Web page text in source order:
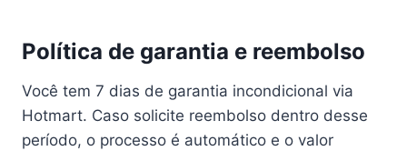
Política de garantia e reembolso
Você tem 7 dias de garantia incondicional via
Hotmart. Caso solicite reembolso dentro desse
período, o processo é automático e o valor